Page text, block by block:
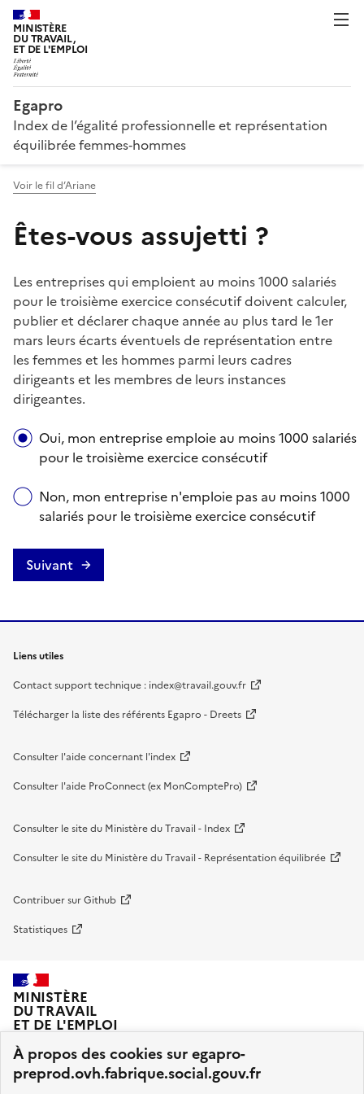
À propos des cookies sur egapro-
preprod.ovh.fabrique.social.gouv.fr
MINISTÈRE
DU TRAVAIL,
ET DE L'EMPLOI
Egapro
Index de l’égalité professionnelle et représentation
équilibrée femmes‑hommes
Voir le fil d’Ariane
Êtes-vous assujetti ?
Les entreprises qui emploient au moins 1000 salariés
pour le troisième exercice consécutif doivent calculer,
publier et déclarer chaque année au plus tard le 1er
mars leurs écarts éventuels de représentation entre
les femmes et les hommes parmi leurs cadres
dirigeants et les membres de leurs instances
dirigeantes.
Êtes-vous assujetti ?
Oui, mon entreprise emploie au moins 1000 salariés
pour le troisième exercice consécutif
Non, mon entreprise n'emploie pas au moins 1000
salariés pour le troisième exercice consécutif
Suivant
Liens utiles
Contact support technique : index@travail.gouv.fr
Télécharger la liste des référents Egapro - Dreets
Consulter l'aide concernant l'index
Consulter l'aide ProConnect (ex MonComptePro)
Consulter le site du Ministère du Travail - Index
Consulter le site du Ministère du Travail - Représentation équilibrée
Contribuer sur Github
Statistiques
MINISTÈRE
DU TRAVAIL
ET DE L'EMPLOI